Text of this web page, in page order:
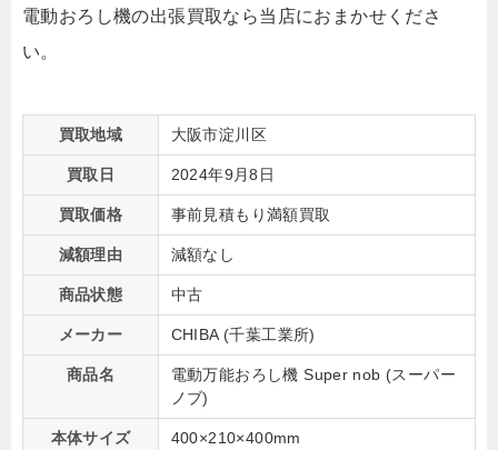
電動おろし機の出張買取なら当店におまかせくださ
い。
買取地域 大阪市淀川区
買取日 2024年9月8日
買取価格 事前見積もり満額買取
減額理由 減額なし
商品状態 中古
メーカー CHIBA (千葉工業所)
商品名
電動万能おろし機 Super nob (スーパー
ノブ)
本体サイズ 400×210×400mm